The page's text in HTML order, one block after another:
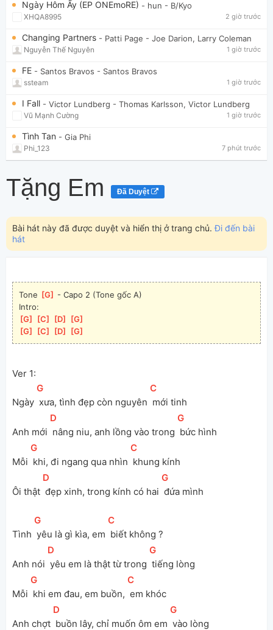
Ngày Hôm Ấy (EP ONEmoRE) - hun - B/Kyo
XHQA8995 2 giờ trước
Changing Partners - Patti Page - Joe Darion, Larry Coleman
Nguyễn Thế Nguyên 1 giờ trước
FE - Santos Bravos - Santos Bravos
ssteam 1 giờ trước
I Fall - Victor Lundberg - Thomas Karlsson, Victor Lundberg
Vũ Mạnh Cường 1 giờ trước
Tình Tan - Gia Phi
Phi_123 7 phút trước
Tặng Em Đã Duyệt
Bài hát này đã được duyệt và hiển thị ở trang chủ.Đi đến bài
hát
Tone [G
- Capo 2 (Tone gốc A)
Intro:
[G [C [D [G
[G [C [D [G
Ver 1:
Ngày
[
G
xưa, tình đẹp còn nguyên
[
C
mới tinh
Anh mới
[D
nâng niu, anh lồng vào trong
[
G
bức hình
Mỗi
[
G
khi, đi ngang qua nhìn
[
C
khung kính
Ôi thật
[D
đẹp xinh, trong kính có hai
[
G
đứa mình
Tình
[
G
yêu là gì kìa, em
[
C
biết không ?
Anh nói
[D
yêu em là thật từ trong
[
G
tiếng lòng
Mỗi
[
G
khi em đau, em buồn,
[
C
em khóc
Anh chợt
[D
buồn lây, chỉ muốn ôm em
[
G
vào lòng